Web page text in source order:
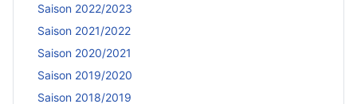
Saison 2022/2023
Saison 2021/2022
Saison 2020/2021
Saison 2019/2020
Saison 2018/2019